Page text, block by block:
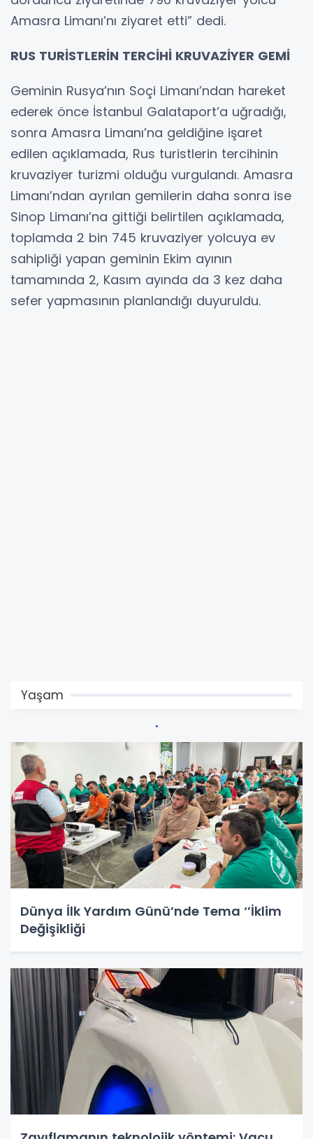
Amasra Limanı’nı ziyaret etti” dedi.
RUS TURİSTLERİN TERCİHİ KRUVAZİYER GEMİ
Geminin Rusya’nın Soçi Limanı’ndan hareket
ederek önce İstanbul Galataport’a uğradığı,
sonra Amasra Limanı’na geldiğine işaret
edilen açıklamada, Rus turistlerin tercihinin
kruvaziyer turizmi olduğu vurgulandı. Amasra
Limanı’ndan ayrılan gemilerin daha sonra ise
Sinop Limanı’na gittiği belirtilen açıklamada,
toplamda 2 bin 745 kruvaziyer yolcuya ev
sahipliği yapan geminin Ekim ayının
tamamında 2, Kasım ayında da 3 kez daha
sefer yapmasının planlandığı duyuruldu.
Yaşam
​​​​​​​Dünya İlk Yardım Günü’nde Tema ‘’İklim
Değişikliği